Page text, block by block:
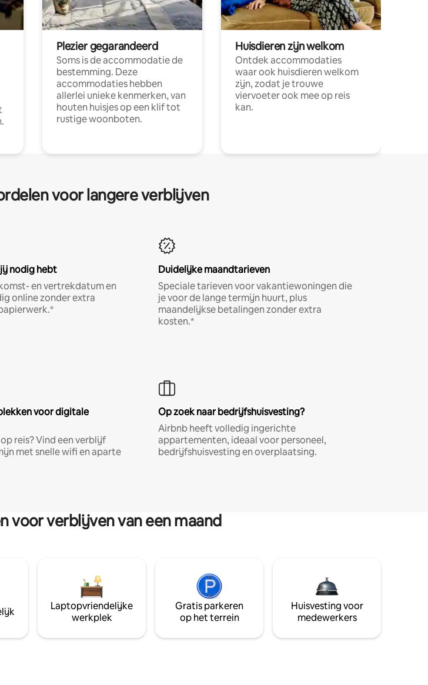
Plezier gegarandeerd
Soms is de accommodatie de
bestemming. Deze
accommodaties hebben
allerlei unieke kenmerken, van
houten huisjes op een klif tot
rustige woonboten.
Huisdieren zijn welkom
Ontdek accommodaties
waar ook huisdieren welkom
zijn, zodat je trouwe
viervoeter ook mee op reis
kan.
voor langere verblijven
nodig hebt
en vertrekdatum en
online zonder extra
Duidelijke maandtarieven
Speciale tarieven voor vakantiewoningen die
je voor de lange termijn huurt, plus
maandelijkse betalingen zonder extra
kosten.*
voor digitale
reis? Vind een verblijf
met snelle wifi en aparte
Op zoek naar bedrijfshuisvesting?
Airbnb heeft volledig ingerichte
appartementen, ideaal voor personeel,
bedrijfshuisvesting en overplaatsing.
voor verblijven van een maand
Laptopvriendelijke
werkplek
Gratis parkeren
op het terrein
Huisvesting voor
medewerkers